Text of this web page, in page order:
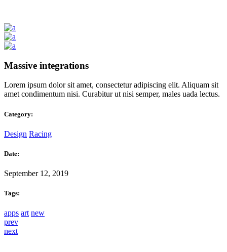
Massive integrations
Lorem ipsum dolor sit amet, consectetur adipiscing elit. Aliquam sit
amet condimentum nisi. Curabitur ut nisi semper, males uada lectus.
Category:
Design Racing
Date:
September 12, 2019
Tags:
apps art new
prev
next